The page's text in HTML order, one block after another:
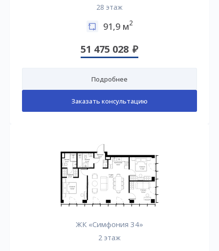
28 этаж
91,9 м2
51 475 028
Подробнее
Заказать консультацию
ЖК «Симфония 34»
2 этаж